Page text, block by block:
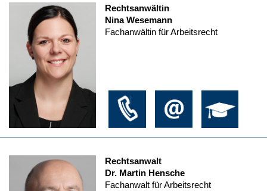
Rechtsanwältin
Nina Wesemann
Fachanwältin für Arbeitsrecht
Rechtsanwalt
Dr. Martin Hensche
Fachanwalt für Arbeitsrecht